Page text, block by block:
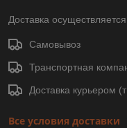
Доставка
Самовывоз
Транспортная
Доставка курьером
Все условия доставки